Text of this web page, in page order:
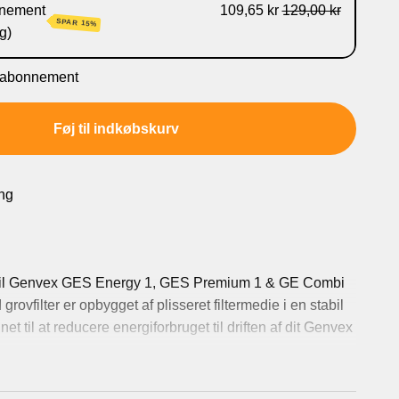
SPAR 15%
109,65 kr 129,00 kr
6. måned
9. måned
Føj til indkøbskurv
Genvex GES Energy 1, GES Premium 1 & GE Combi
grovfilter er opbygget af plisseret filtermedie i en stabil
til at reducere energiforbruget til driften af dit Genvex
til at fjerne større partikler fra ventilationsanlægget -